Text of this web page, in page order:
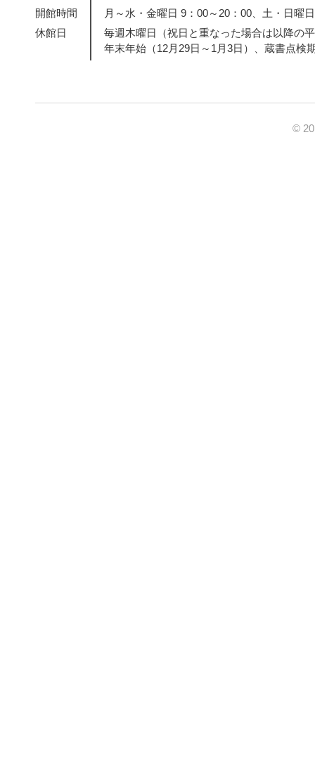
開館時間
月～水・金曜日 9：00～20：00、土・日曜
休館日
毎週木曜日（祝日と重なった場合は以降の
年末年始（12月29日～1月3日）、蔵書点検
©